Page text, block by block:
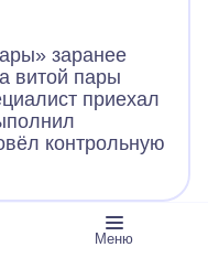
заранее
витой пары
приехал
контрольную
Меню